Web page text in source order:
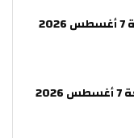
سعر اليورو اليوم الجمعة 7 أغسطس 2026
سعر الدولار اليوم الجمعة 7 أغسطس 2026